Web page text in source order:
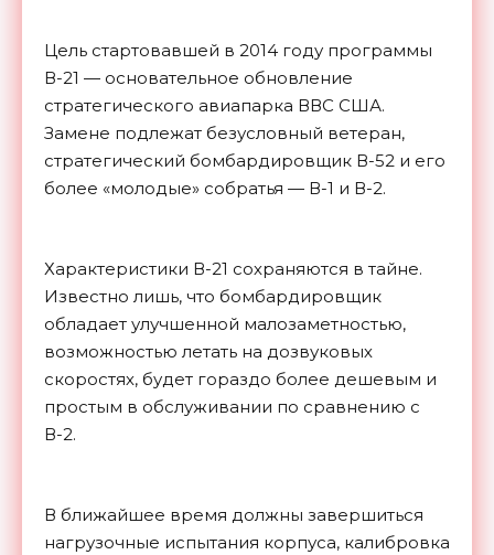
Цель стартовавшей в 2014 году программы
В-21 — основательное обновление
стратегического авиапарка ВВС США.
Замене подлежат безусловный ветеран,
стратегический бомбардировщик В-52 и его
более «молодые» собратья — В-1 и В-2.
Характеристики В-21 сохраняются в тайне.
Известно лишь, что бомбардировщик
обладает улучшенной малозаметностью,
возможностью летать на дозвуковых
скоростях, будет гораздо более дешевым и
простым в обслуживании по сравнению с
В-2.
В ближайшее время должны завершиться
нагрузочные испытания корпуса, калибровка